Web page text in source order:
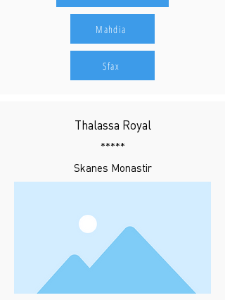
Mahdia
Sfax
Thalassa Royal
*****
Skanes Monastir